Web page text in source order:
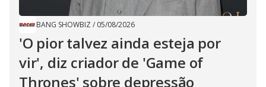
BANG SHOWBIZ / 05/08/2026
'O pior talvez ainda esteja por
vir', diz criador de 'Game of
Thrones' sobre depressão